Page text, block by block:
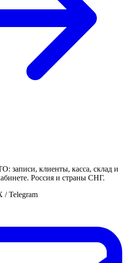
записи, клиенты, касса, склад и
Россия и страны СНГ.
/ Telegram